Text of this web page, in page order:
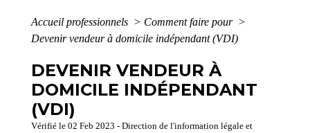
Accueil professionnels > Comment faire pour >
Devenir vendeur à domicile indépendant (VDI)
DEVENIR VENDEUR À
DOMICILE INDÉPENDANT
(VDI)
Vérifié le 02 Feb 2023 - Direction de l'information légale et